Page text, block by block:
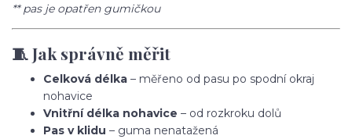
** pas je opatřen gumičkou
🧵 Jak správně měřit
Celková délka – měřeno od pasu po spodní okraj
nohavice
Vnitřní délka nohavice – od rozkroku dolů
Pas v klidu – guma nenatažená